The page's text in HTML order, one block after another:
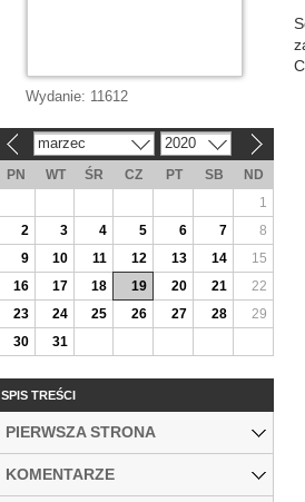
Wydanie: 11612
marzec 2020
PN WT ŚR CZ PT SB
ND
1
2
3 4 5 6 7
8
9
10 11 12 13 14
15
16
17 18 19 20 21
22
23
24 25 26 27 28
29
30
31
SPIS TREŚCI
PIERWSZA STRONA
KOMENTARZE